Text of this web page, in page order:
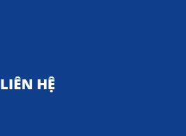
LIÊN HỆ